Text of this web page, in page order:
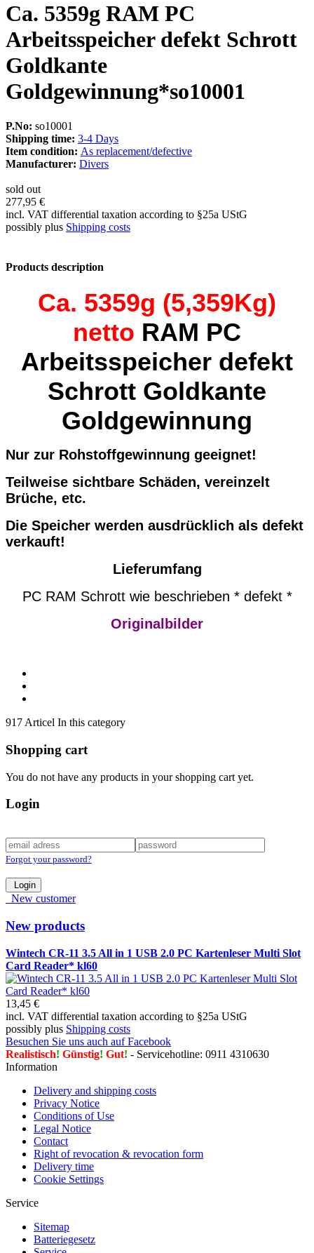
Ca. 5359g RAM PC
Arbeitsspeicher defekt Schrott
Goldkante
Goldgewinnung*so10001
P.No: so10001
Shipping time: 3-4 Days
Item condition: As replacement/defective
Manufacturer: Divers
sold out
277,95 €
incl. VAT differential taxation according to §25a UStG
possibly plus Shipping costs
Products description
Ca. 5359g (5,359Kg)
netto RAM PC
Arbeitsspeicher defekt
Schrott Goldkante
Goldgewinnung
Nur zur Rohstoffgewinnung geeignet!
Teilweise sichtbare Schäden, vereinzelt
Brüche, etc.
Die Speicher werden ausdrücklich als defekt
verkauft!
Lieferumfang
PC RAM Schrott wie beschrieben * defekt *
Originalbilder
917 Articel In this category
Shopping cart
You do not have any products in your shopping cart yet.
Login
Forgot your password?
Login
New customer
New products
Wintech CR-11 3.5 All in 1 USB 2.0 PC Kartenleser Multi Slot
Card Reader* kl60
13,45 €
incl. VAT differential taxation according to §25a UStG
possibly plus Shipping costs
Besuchen Sie uns auch auf Facebook
Realistisch! Günstig! Gut! - Servicehotline: 0911 4310630
Information
Delivery and shipping costs
Privacy Notice
Conditions of Use
Legal Notice
Contact
Right of revocation & revocation form
Delivery time
Cookie Settings
Service
Sitemap
Batteriegesetz